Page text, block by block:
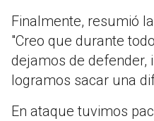
Finalmente, resumió
"Creo que durante
dejamos de defender,
logramos sacar una
En ataque tuvimos